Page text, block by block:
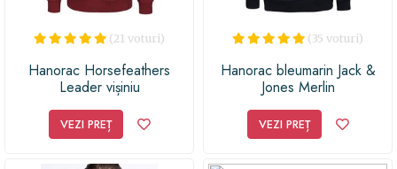
(21 voturi)
Hanorac Horsefeathers
Leader vișiniu
VEZI PREȚ
(35 voturi)
Hanorac bleumarin Jack &
Jones Merlin
VEZI PREȚ